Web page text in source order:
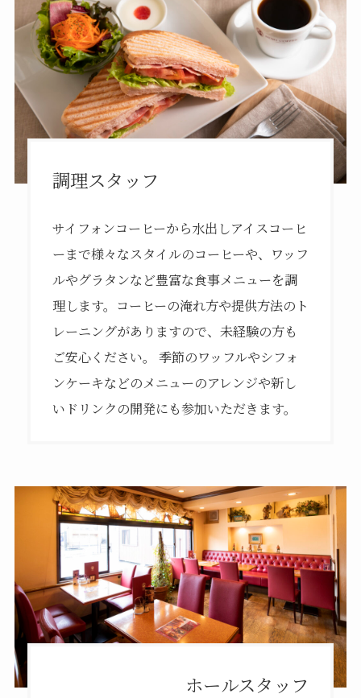
調理スタッフ
サイフォンコーヒーから水出しアイスコーヒ
ーまで様々なスタイルのコーヒーや、ワッフ
ルやグラタンなど豊富な食事メニューを調
理します。コーヒーの淹れ方や提供方法のト
レーニングがありますので、未経験の方も
ご安心ください。 季節のワッフルやシフォ
ンケーキなどのメニューのアレンジや新し
いドリンクの開発にも参加いただきます。
ホールスタッフ